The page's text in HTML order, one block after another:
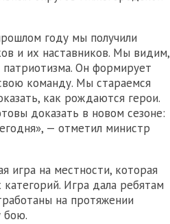
году мы получили
и их наставников. Мы видим,
Он формирует
команду. Мы стараемся
как рождаются герои.
доказать в новом сезоне:
— отметил министр
игра на местности, которая
Игра дала ребятам
на протяжении
бою.